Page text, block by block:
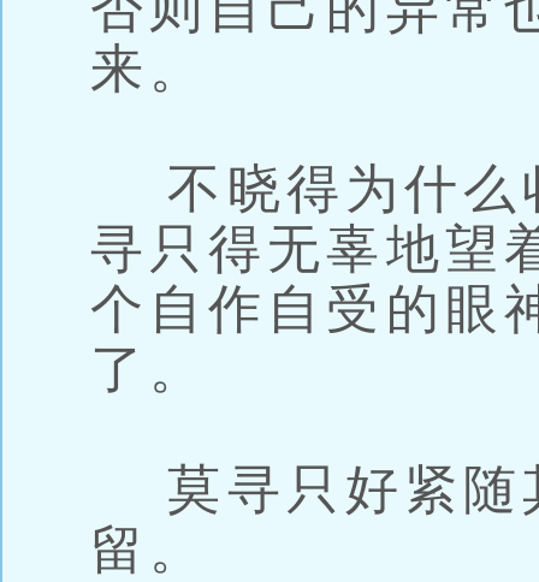
来。
不晓得为什么
寻只得无辜地望
个自作自受的眼
了。
莫寻只好紧随
留。